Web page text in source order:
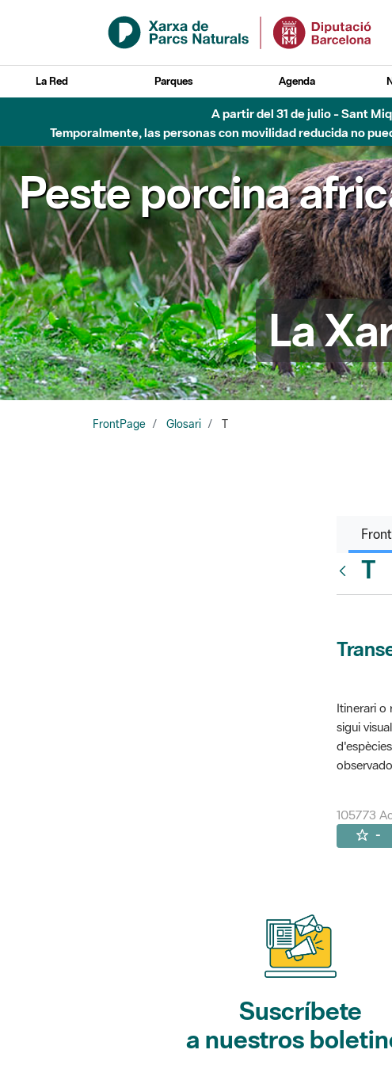
Saltar al contenido principal
La Red Parques Agenda
A partir del 31 de julio - Sant
Temporalmente, las personas con movilidad reducida no
Peste porcina
La
FrontPage Glosari T
T
Itinerari o
sigui
105773
-
Suscríbete
a nuestros